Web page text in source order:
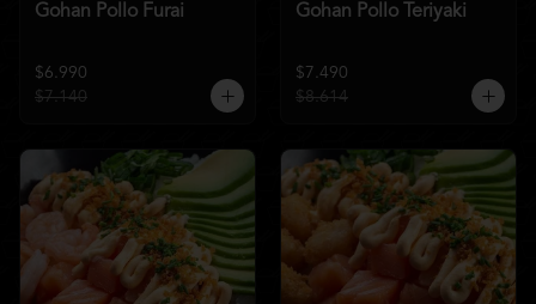
Gohan Pollo Furai
$6.990
$7.140
Gohan Pollo Teriyaki
$7.490
$8.614